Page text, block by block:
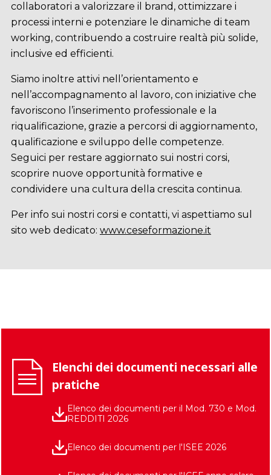
collaboratori a valorizzare il brand, ottimizzare i
processi interni e potenziare le dinamiche di team
working, contribuendo a costruire realtà più solide,
inclusive ed efficienti.
Siamo inoltre attivi nell’orientamento e
nell’accompagnamento al lavoro, con iniziative che
favoriscono l’inserimento professionale e la
riqualificazione, grazie a percorsi di aggiornamento,
qualificazione e sviluppo delle competenze.
Seguici per restare aggiornato sui nostri corsi,
scoprire nuove opportunità formative e
condividere una cultura della crescita continua.
Per info sui nostri corsi e contatti, vi aspettiamo sul
sito web dedicato: www.ceseformazione.it
Elenchi dei documenti necessari alle
pratiche
Elenco dei documenti per il Mod. 730 e Mod.
REDDITI 2026
Elenco dei documenti per l'ISEE 2026